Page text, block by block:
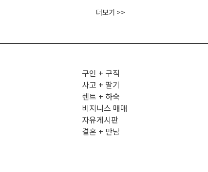
더보기 >>
구인 + 구직
사고 + 팔기
렌트 + 하숙
비지니스 매매
자유게시판
결혼 + 만남